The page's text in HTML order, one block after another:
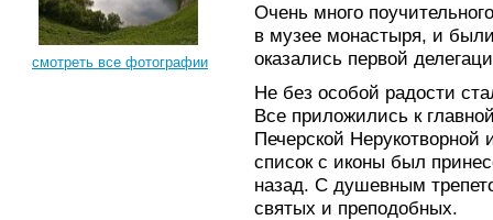
смотреть все фотографии
Очень много
в музее монастыря, и
оказались первой
Не без особой радости
Все приложились к
Печерской
список с иконы был
назад. С душевным
святых и преподобных.